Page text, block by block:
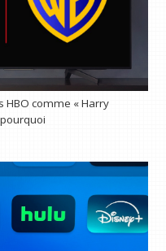
comme « Harry